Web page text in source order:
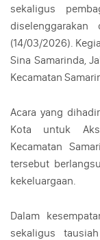
sekaligus
(14/03/2026).
Sina Samarinda,
Kecamatan
Acara yang
Kota untuk
Kecamatan
tersebut
kekeluargaan.
Dalam
sekaligus